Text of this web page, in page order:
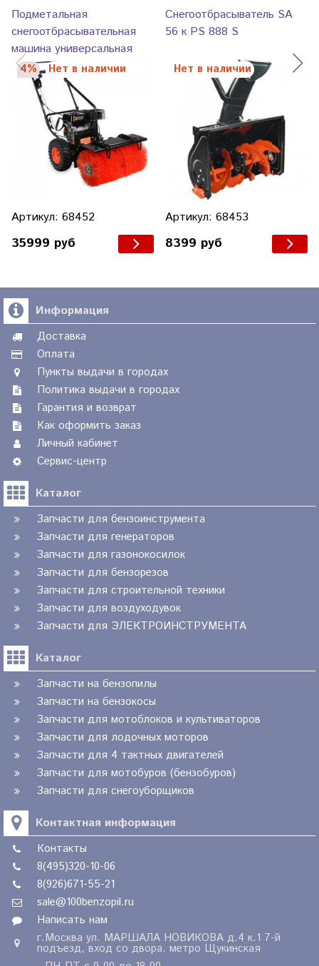
Подметальная
снегоотбрасывательная
машина универсальная
PATRIOT PS 888 S
4% Нет в наличии
Артикул: 68452
35999 руб
Снегоотбрасыватель SA
56 к PS 888 S
Нет в наличии
Артикул: 68453
8399 руб
Информация
Доставка
Оплата
Пункты выдачи в городах
Политика выдачи в городах
Гарантия и возврат
Как оформить заказ
Личный кабинет
Сервис-центр
Каталог
Запчасти для бензоинструмента
Запчасти для генераторов
Запчасти для газонокосилок
Запчасти для бензорезов
Запчасти для строительной техники
Запчасти для воздуходувок
Запчасти для ЭЛЕКТРОИНСТРУМЕНТА
Каталог
Запчасти на бензопилы
Запчасти на бензокосы
Запчасти для мотоблоков и культиваторов
Запчасти для лодочных моторов
Запчасти для 4 тактных двигателей
Запчасти для мотобуров (бензобуров)
Запчасти для снегоуборщиков
Контактная информация
Контакты
8(495)320-10-06
8(926)671-55-21
sale@100benzopil.ru
Написать нам
г.Москва ул. МАРШАЛА НОВИКОВА д.4 к.1 7-й
подъезд, вход со двора. метро Щукинская